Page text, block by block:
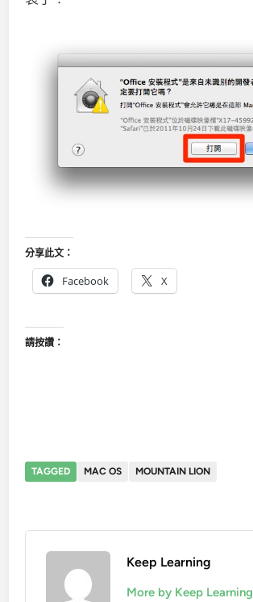
分享此文：
Facebook X
請按讚：
TAGGED MAC OS MOUNTAIN LION
Keep Learning
More by Keep Learning